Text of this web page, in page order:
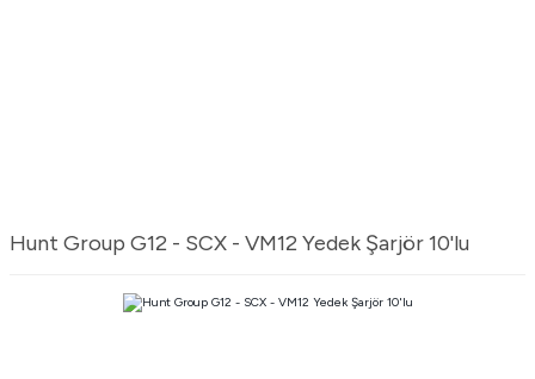
Hunt Group G12 - SCX - VM12 Yedek Şarjör 10'lu